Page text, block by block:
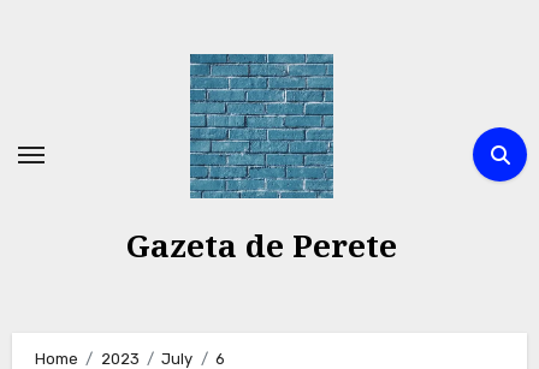
Gazeta de Perete
Home 2023 July
6